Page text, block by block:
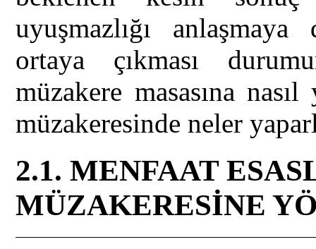
uyuşmazlığı
ortaya çıkması
müzakere masasına
müzakeresinde neler
2.1. MENFAAT
MÜZAKERESİNE